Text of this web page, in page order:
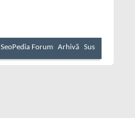
SeoPedia Forum Arhivă Sus